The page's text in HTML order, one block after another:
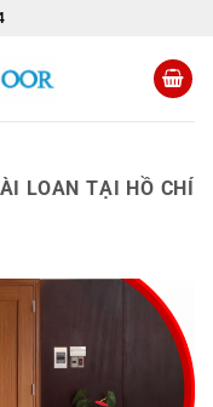
LOAN TẠI HỒ CHÍ